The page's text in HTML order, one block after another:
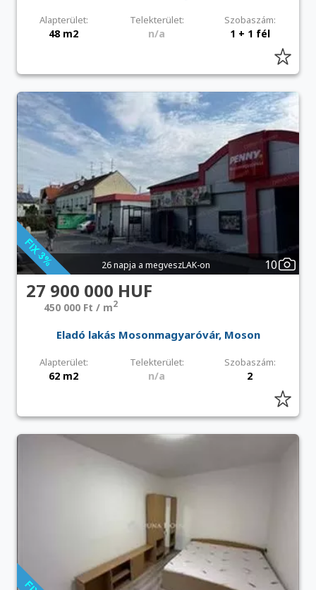
Alapterület: Telekterület: Szobaszám:
48 m2 n/a 1 + 1 fél
26 napja a megveszLAK-on 10
27 900 000 HUF
450 000 Ft / m2
Eladó lakás Mosonmagyaróvár, Moson
Alapterület: Telekterület: Szobaszám:
62 m2 n/a 2